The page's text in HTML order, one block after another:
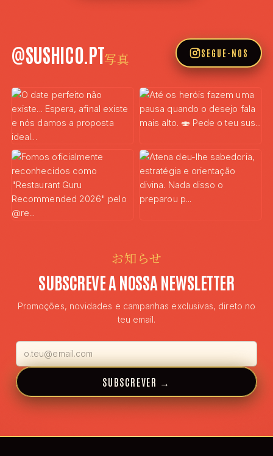
@SUSHICO.PT写真 SEGUE-NOS
お知らせ
SUBSCREVE A NOSSA NEWSLETTER
Promoções, novidades e campanhas exclusivas, direto no
teu email.
SUBSCREVER →